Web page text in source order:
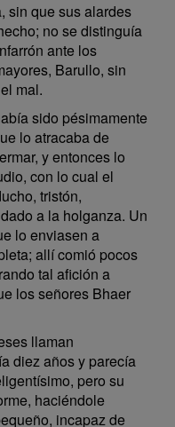
sin que sus alardes
no se distinguía
ante los
Barullo, sin
mal.
sido pésimamente
lo atracaba de
y entonces lo
con lo cual el
tristón,
a la holganza. Un
lo enviasen a
allí comió pocos
tal afición a
los señores Bhaer
llaman
diez años y parecía
pero su
haciéndole
incapaz de